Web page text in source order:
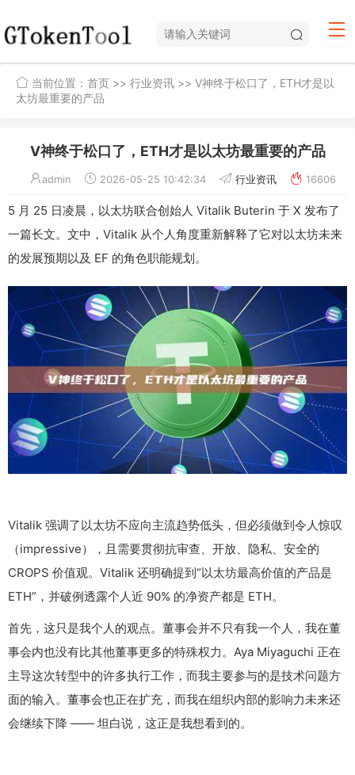
当前位置： 首页 >> 行业资讯 >> V神终于松口了，ETH才是以
太坊最重要的产品
V神终于松口了，ETH才是以太坊最重要的产品
admin 2026-05-25 10:42:34 行业资讯 16606
5 月 25 日凌晨，以太坊联合创始人 Vitalik Buterin 于 X 发布了
一篇长文。文中，Vitalik 从个人角度重新解释了它对以太坊未来
的发展预期以及 EF 的角色职能规划。
Vitalik 强调了以太坊不应向主流趋势低头，但必须做到令人惊叹
（impressive），且需要贯彻抗审查、开放、隐私、安全的
CROPS 价值观。Vitalik 还明确提到“以太坊最高价值的产品是
ETH”，并破例透露个人近 90% 的净资产都是 ETH。
首先，这只是我个人的观点。董事会并不只有我一个人，我在董
事会内也没有比其他董事更多的特殊权力。Aya Miyaguchi 正在
主导这次转型中的许多执行工作，而我主要参与的是技术问题方
面的输入。董事会也正在扩充，而我在组织内部的影响力未来还
会继续下降 —— 坦白说，这正是我想看到的。